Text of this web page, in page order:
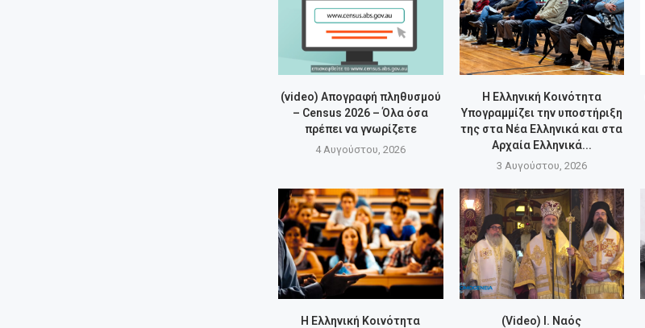
(video) Απογραφή πληθυσμού
– Census 2026 – Όλα όσα
πρέπει να γνωρίζετε
4 Αυγούστου, 2026
Η Ελληνική Κοινότητα
Υπογραμμίζει την υποστήριξη
της στα Νέα Ελληνικά και στα
Αρχαία Ελληνικά...
3 Αυγούστου, 2026
Η Ελληνική Κοινότητα (Video) Ι. Ναός